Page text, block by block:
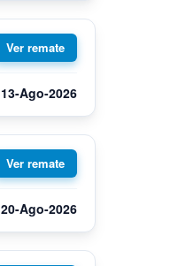
13-Ago-2026
20-Ago-2026